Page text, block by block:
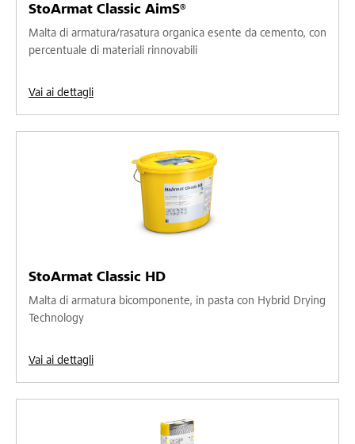
StoArmat Classic AimS®
Malta di armatura/rasatura organica esente da cemento, con
percentuale di materiali rinnovabili
Vai ai dettagli
StoArmat Classic HD
Malta di armatura bicomponente, in pasta con Hybrid Drying
Technology
Vai ai dettagli